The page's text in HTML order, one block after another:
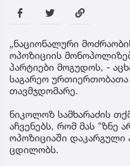
„ნაციონალური
ოპოზიციის
პარტიები მოგუდოს, -
საგარეო ურთიერთობათა
თავმჯდომარე.
ნიკოლოზ სამხარაძის
აჩვენებს, რომ მას "ზნე
ოპოზიციაში დაკარგული
ცდილობს.